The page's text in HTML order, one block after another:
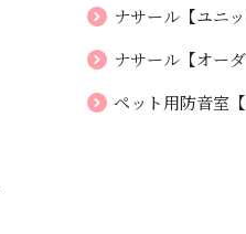
ナサール【ユニ
ナサール【オー
ペット用防音室